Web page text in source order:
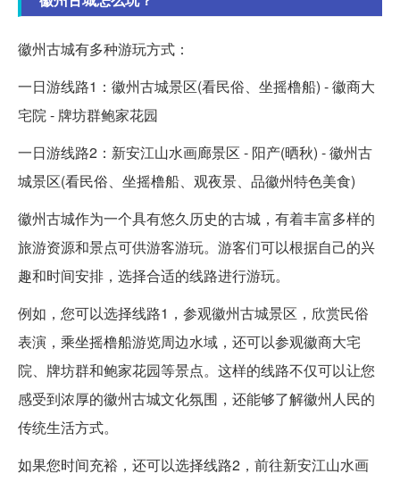
徽州古城有多种游玩方式：
一日游线路1：徽州古城景区(看民俗、坐摇橹船) - 徽商大
宅院 - 牌坊群鲍家花园
一日游线路2：新安江山水画廊景区 - 阳产(晒秋) - 徽州古
城景区(看民俗、坐摇橹船、观夜景、品徽州特色美食)
徽州古城作为一个具有悠久历史的古城，有着丰富多样的
旅游资源和景点可供游客游玩。游客们可以根据自己的兴
趣和时间安排，选择合适的线路进行游玩。
例如，您可以选择线路1，参观徽州古城景区，欣赏民俗
表演，乘坐摇橹船游览周边水域，还可以参观徽商大宅
院、牌坊群和鲍家花园等景点。这样的线路不仅可以让您
感受到浓厚的徽州古城文化氛围，还能够了解徽州人民的
传统生活方式。
如果您时间充裕，还可以选择线路2，前往新安江山水画